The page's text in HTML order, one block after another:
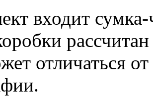
входит сумка-
отличаться